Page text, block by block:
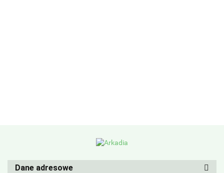
Dane adresowe